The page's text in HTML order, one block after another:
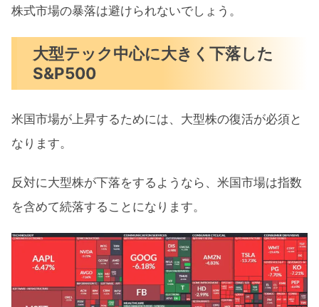
株式市場の暴落は避けられないでしょう。
大型テック中心に大きく下落した
S&P500
米国市場が上昇するためには、大型株の復活が必須と
なります。
反対に大型株が下落をするようなら、米国市場は指数
を含めて続落することになります。